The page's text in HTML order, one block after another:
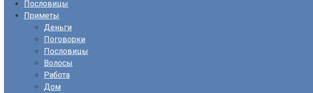
Пословицы
Приметы
Деньги
Поговорки
Пословицы
Волосы
Работа
Дом